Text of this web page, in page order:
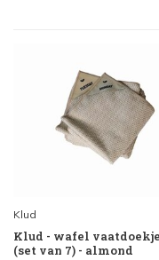
Klud
Klud - wafel
(set van 7) - almond